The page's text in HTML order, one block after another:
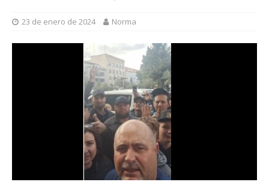
23 de enero de 2024 Norma